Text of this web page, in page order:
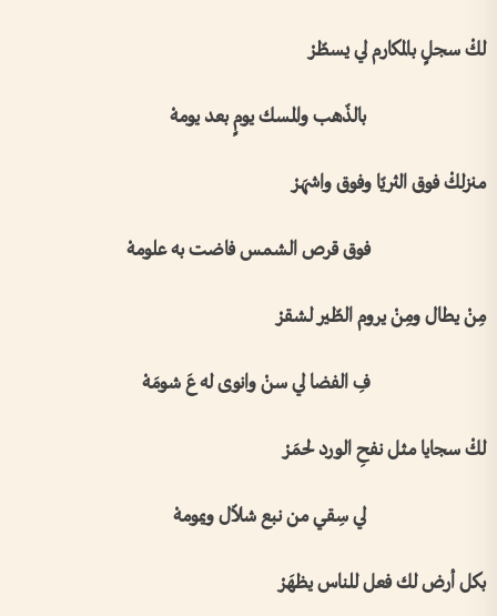
لكْ سجلٍ بالمكارم لي يسطّرْ
بالذّهب والمسك يومٍ بعد يومهْ
منزلكْ فوق الثريّا وفوق واشهَرْ
فوق قرص الشمس فاضت به علومهْ
مِنْ يطال ومِنْ يروم الطّير لشقرْ
فِ الفضا لي سنْ وانوى له عَ شومَهْ
لكْ سجايا مثل نفحِ الورد لحمَرْ
لي سِقي من نبع شلاّل ويمومهْ
بكل أرض لك فعل للناس يظهَرْ